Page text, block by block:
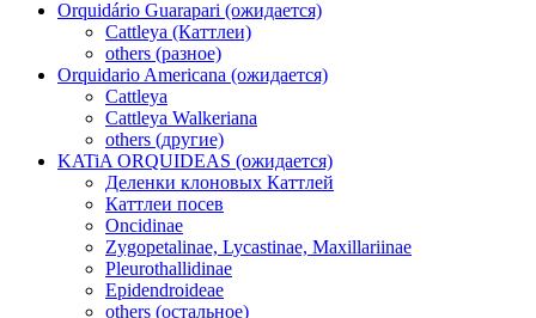
Orquidário Guarapari (ожидается)
Cattleya (Каттлеи)
others (разное)
Orquidario Americana (ожидается)
Cattleya
Cattleya Walkeriana
others (другие)
KATiA ORQUIDEAS (ожидается)
Деленки клоновых Каттлей
Каттлеи посев
Oncidinae
Zygopetalinae, Lycastinae, Maxillariinae
Pleurothallidinae
Epidendroideae
others (остальное)